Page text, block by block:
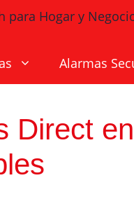
Alarmas
Direct en